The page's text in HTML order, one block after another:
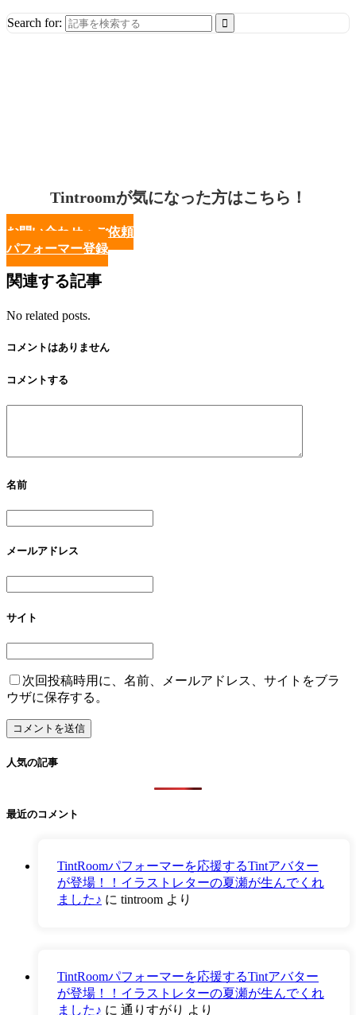
Search for:
Tintroomが気になった方はこちら！
お問い合わせ・ご依頼
パフォーマー登録
関連する記事
No related posts.
コメントはありません
コメントする
名前
メールアドレス
サイト
次回投稿時用に、名前、メールアドレス、サイトをブラ
ウザに保存する。
人気の記事
最近のコメント
TintRoomパフォーマーを応援するTintアバター
が登場！！イラストレターの夏瀬が生んでくれ
ました♪ に tintroom より
TintRoomパフォーマーを応援するTintアバター
が登場！！イラストレターの夏瀬が生んでくれ
ました♪ に 通りすがり より